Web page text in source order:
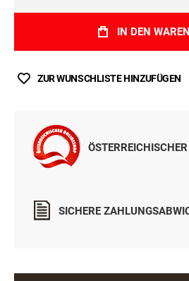
IN DEN
ZUR WUNSCHLISTE HINZUFÜGEN
SICHERE